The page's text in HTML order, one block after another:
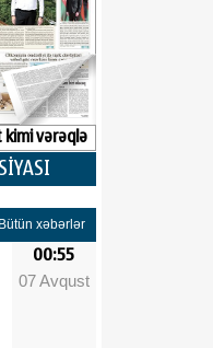
kimi vərəqlə
Bütün xəbərlər
00:55
07 Avqust